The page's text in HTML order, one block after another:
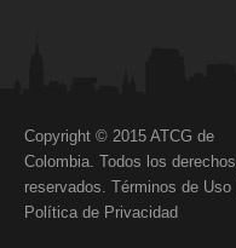
Copyright © 2015 ATCG de
Colombia. Todos los derechos
reservados. Términos de Uso
Política de Privacidad